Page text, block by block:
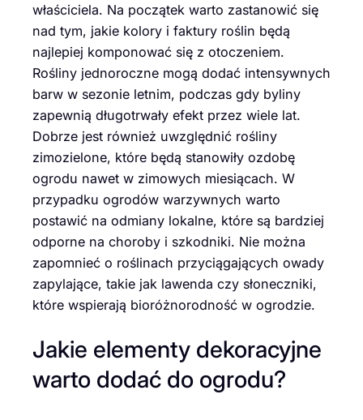
właściciela. Na początek warto zastanowić się
nad tym, jakie kolory i faktury roślin będą
najlepiej komponować się z otoczeniem.
Rośliny jednoroczne mogą dodać intensywnych
barw w sezonie letnim, podczas gdy byliny
zapewnią długotrwały efekt przez wiele lat.
Dobrze jest również uwzględnić rośliny
zimozielone, które będą stanowiły ozdobę
ogrodu nawet w zimowych miesiącach. W
przypadku ogrodów warzywnych warto
postawić na odmiany lokalne, które są bardziej
odporne na choroby i szkodniki. Nie można
zapomnieć o roślinach przyciągających owady
zapylające, takie jak lawenda czy słoneczniki,
które wspierają bioróżnorodność w ogrodzie.
Jakie elementy dekoracyjne
warto dodać do ogrodu?